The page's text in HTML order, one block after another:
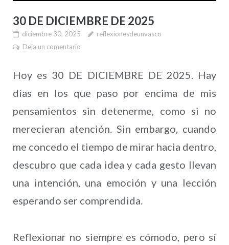
30 DE DICIEMBRE DE 2025
diciembre 30, 2025
reflexionesdeunvasco
Deja un comentario
Hoy es 30 DE DICIEMBRE DE 2025. Hay
días en los que paso por encima de mis
pensamientos sin detenerme, como si no
merecieran atención. Sin embargo, cuando
me concedo el tiempo de mirar hacia dentro,
descubro que cada idea y cada gesto llevan
una intención, una emoción y una lección
esperando ser comprendida.
Reflexionar no siempre es cómodo, pero sí